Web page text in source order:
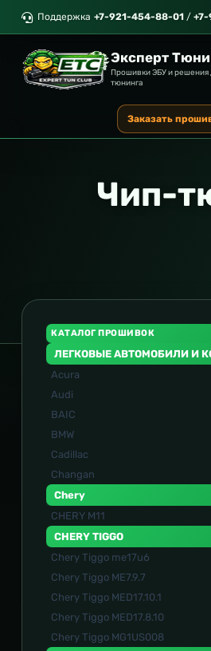
Поддержка +7-921-454-88-01 /
Эксперт
Прошивки ЭБУ и решения
тюнинга
Заказать
Чип-
КАТАЛОГ ПРОШИВОК
ЛЕГКОВЫЕ АВТОМОБИЛИ И
Acura
Audi
BAIC
BMW
Cadillac
Changan
Chery
CHERY M11
CHERY TIGGO
Chery Tiggo me17u6
Chery Tiggo ME7.9.7
Chery Tiggo MED17.10.1
Chery Tiggo MED17.8.10
Chery Tiggo MG1US008